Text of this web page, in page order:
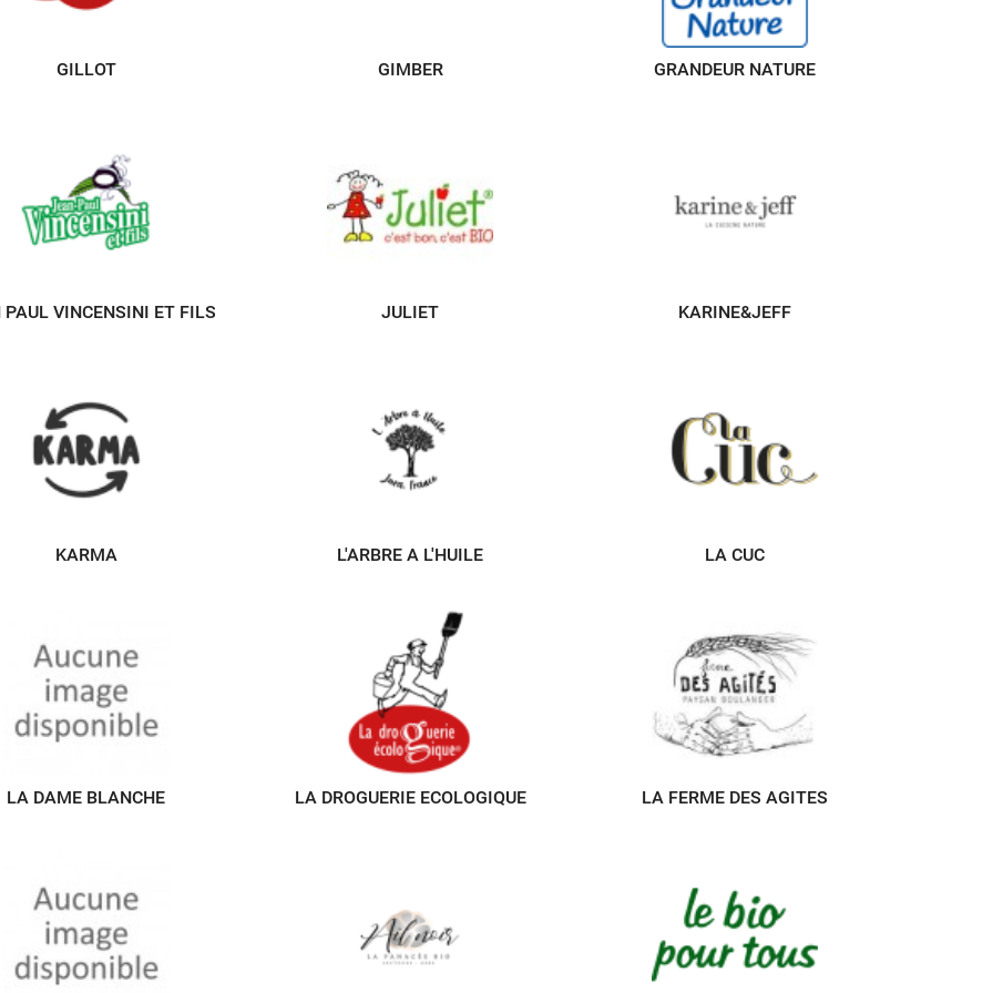
GILLOT GIMBER GRANDEUR NATURE
VINCENSINI ET FILS JULIET KARINE&JEFF
KARMA L'ARBRE A L'HUILE LA CUC
LA DAME BLANCHE LA DROGUERIE ECOLOGIQUE LA FERME DES AGITES